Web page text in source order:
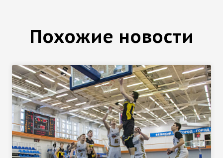
Похожие новости